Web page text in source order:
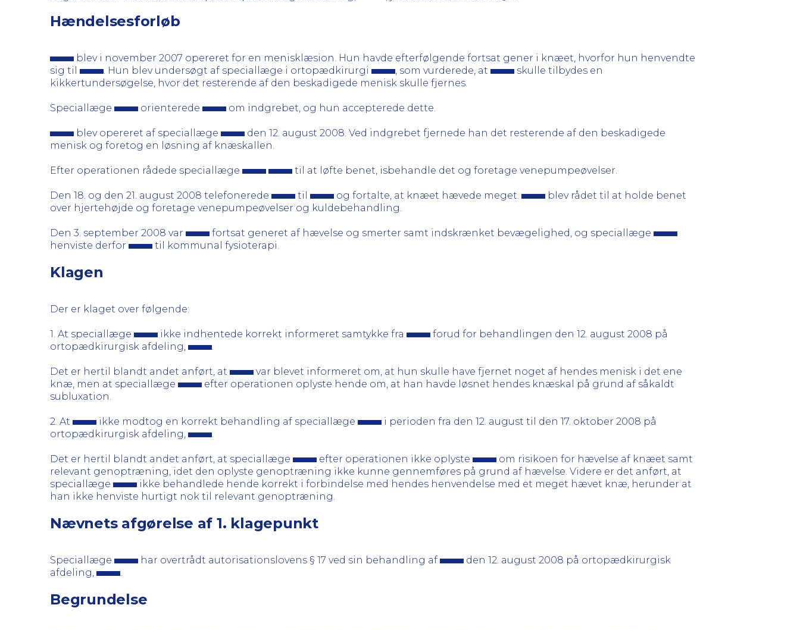
Hændelsesforløb
blev i november 2007 opereret for en menisklæsion. Hun havde efterfølgende fortsat gener i knæet, hvorfor hun henvendte
sig til
. Hun blev undersøgt af speciallæge i ortopædkirurgi , som vurderede, at
skulle tilbydes en
kikkertundersøgelse, hvor det resterende af den beskadigede menisk skulle fjernes.
Speciallæge orienterede om indgrebet, og hun accepterede dette.
blev opereret af speciallæge
den 12. august 2008. Ved indgrebet fjernede han det resterende af den beskadigede
menisk og foretog en løsning af knæskallen.
Efter operationen rådede speciallæge til at løfte benet, isbehandle det og foretage venepumpeøvelser.
Den 18. og den 21. august 2008 telefonerede til og fortalte, at knæet hævede meget.
blev rådet til at holde benet
over hjertehøjde og foretage venepumpeøvelser og kuldebehandling.
Den 3. september 2008 var
fortsat generet af hævelse og smerter samt indskrænket bevægelighed, og speciallæge
henviste derfor
til kommunal fysioterapi.
Klagen
Der er klaget over følgende:
1. At speciallæge ikke indhentede korrekt informeret samtykke fra
forud for behandlingen den 12. august 2008 på
ortopædkirurgisk afdeling,
.
Det er hertil blandt andet anført, at
var blevet informeret om, at hun skulle have fjernet noget af hendes menisk i det ene
knæ, men at speciallæge
efter operationen oplyste hende om, at han havde løsnet hendes knæskal på grund af såkaldt
subluxation.
2. At ikke modtog en korrekt behandling af speciallæge
i perioden fra den 12. august til den 17. oktober 2008 på
ortopædkirurgisk afdeling,
.
Det er hertil blandt andet anført, at speciallæge efter operationen ikke oplyste
om risikoen for hævelse af knæet samt
relevant genoptræning, idet den oplyste genoptræning ikke kunne gennemføres på grund af hævelse. Videre er det anført, at
speciallæge
ikke behandlede hende korrekt i forbindelse med hendes henvendelse med et meget hævet knæ, herunder at
han ikke henviste hurtigt nok til relevant genoptræning.
Nævnets afgørelse af 1. klagepunkt
Speciallæge har overtrådt autorisationslovens § 17 ved sin behandling af
den 12. august 2008 på ortopædkirurgisk
afdeling,
.
Begrundelse